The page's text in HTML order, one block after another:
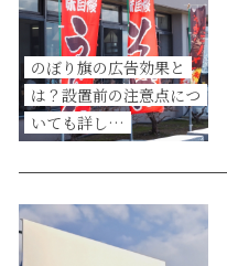
のぼり旗の広告効果と
は？設置前の注意点につ
いても詳し…